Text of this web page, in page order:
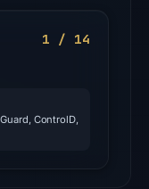
1 / 14
ControlD,